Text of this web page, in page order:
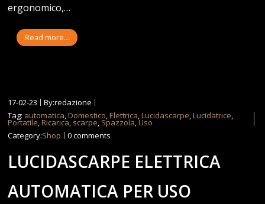
ergonomico,…
Read more...
17-02-23
By:redazione
Tag: automatica,Domestico,Elettrica,Lucidascarpe,Lucidatrice,
Portatile,Ricarica, scarpe, Spazzola,Uso
Category:Shop 0 comments
LUCIDASCARPE ELETTRICA
AUTOMATICA PER USO